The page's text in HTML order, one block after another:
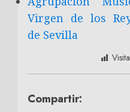
Virgen de los
de Sevilla
Compartir: